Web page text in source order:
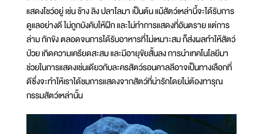
แสดงโชว์อยู่ เช่น ช้าง ลิง ปลาโลมา เป็นต้น แม้สัตว์เหล่านี้จะได้รับการ
ดูแลอย่างดี ไม่ถูกบังคับให้ฝึก และไม่ทำการแสดงที่อันตราย แต่การ
ล่าม กักขัง ตลอดจนการได้รับอาหารที่ไม่เหมาะสม ก็ส่งผลทำให้สัตว์
ป่วย เกิดความเครียดสะสม และมีอายุขัยสั้นลง การนำเทคโนโลยีมา
ช่วยในการแสดงเช่นเดียวกับละครสัตว์รอนคาลลีอาจเป็นทางเลือกที่
ดีซึ่งจะทำให้เราได้ชมการแสดงจากสัตว์ที่น่ารักโดยไม่ต้องทารุณ
กรรมสัตว์เหล่านั้น